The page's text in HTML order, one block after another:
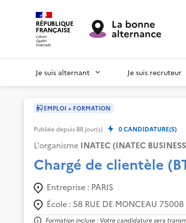
RÉPUBLIQUE
FRANÇAISE
Je suis alternant Je suis recruteur
EMPLOI + FORMATION
Publiée depuis88 jour(s) 0CANDIDATURE(S)
L'organisme INATEC (INATEC
Chargé de clientèle
Entreprise : PARIS
École : 58 RUE DE MONCEAU 75008
Formation incluse : Votre candidature sera